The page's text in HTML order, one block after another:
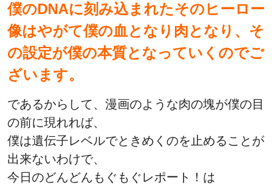
僕のDNAに刻み込まれたそのヒーロー
像はやがて僕の血となり肉となり、そ
の設定が僕の本質となっていくのでご
ざいます。
であるからして、漫画のような肉の塊が僕の目
の前に現れれば、
僕は遺伝子レベルでときめくのを止めることが
出来ないわけで、
今日のどんどんもぐもぐレポート！は